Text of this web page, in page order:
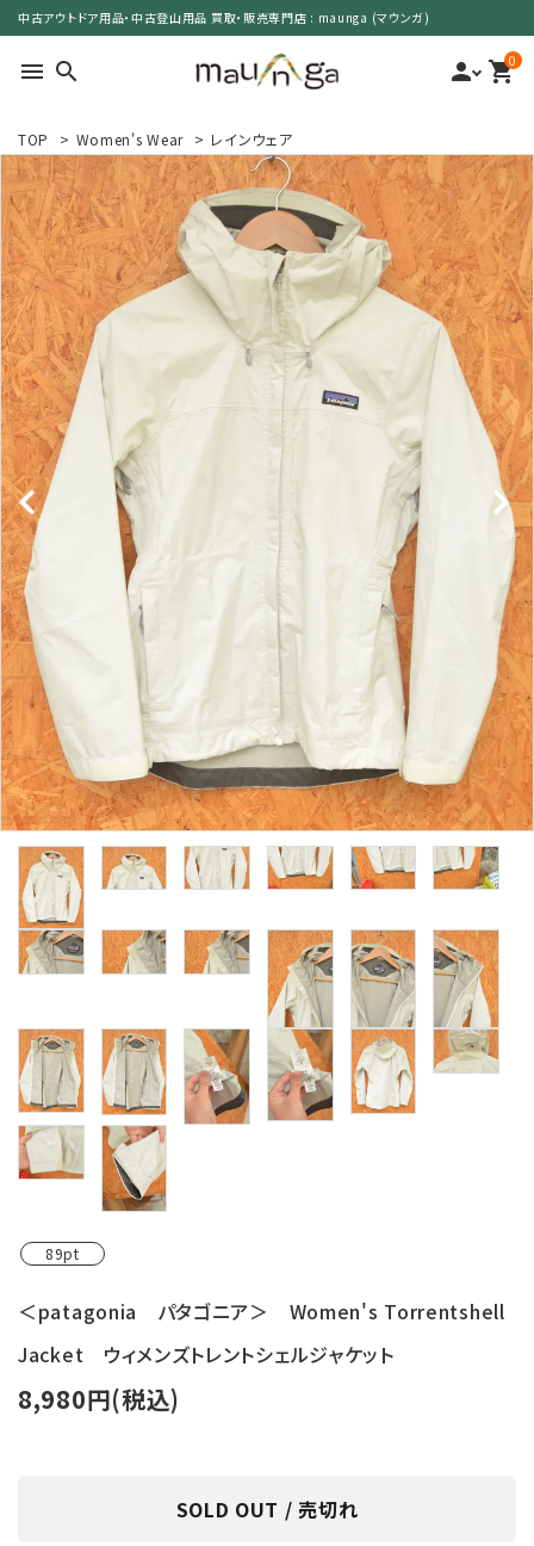
中古アウトドア用品・中古登山用品 買取・販売専門店 : maunga (マウンガ)
menu search person 0
shopping_cart
search
カテゴリーで選ぶ
サイズで選ぶ
特集で選ぶ
価格で選ぶ
買取案内
レンタル・修理
店舗情報
POLICY
INFORMATION
ACCOUNT MENU
ようこそ ゲスト 様
meeting_room ログイン person 新規会員登録
TOP > Women's Wear > レインウェア
89pt
＜patagonia パタゴニア＞ Women's Torrentshell
Jacket ウィメンズトレントシェルジャケット
8,980円(税込)
SOLD OUT / 売切れ